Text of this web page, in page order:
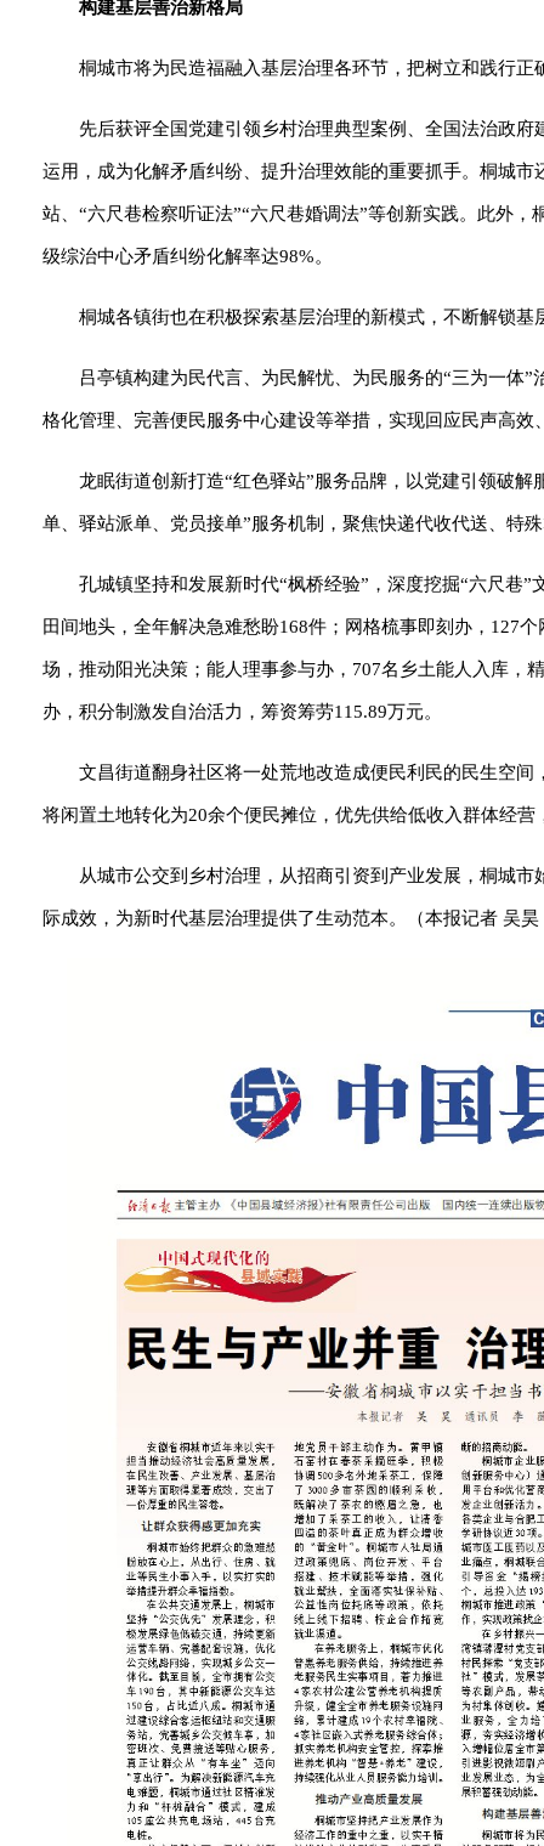
构建基层善治新格局
桐城市将为民造福融入基层治理各环节，把树立和践行
先后获评全国党建引领乡村治理典型案例、全国法治政
运用，成为化解矛盾纠纷、提升治理效能的重要抓手。桐城
站、“六尺巷检察听证法”“六尺巷婚调法”等创新实践。此外
级综治中心矛盾纠纷化解率达98%。
桐城各镇街也在积极探索基层治理的新模式，不断解锁基
吕亭镇构建为民代言、为民解忧、为民服务的“三为一体
格化管理、完善便民服务中心建设等举措，实现回应民声高效
龙眠街道创新打造“红色驿站”服务品牌，以党建引领破
单、驿站派单、党员接单”服务机制，聚焦快递代收代送、特
孔城镇坚持和发展新时代“枫桥经验”，深度挖掘“六尺巷
田间地头，全年解决急难愁盼168件；网格梳事即刻办，127
场，推动阳光决策；能人理事参与办，707名乡土能人入库，
办，积分制激发自治活力，筹资筹劳115.89万元。
文昌街道翻身社区将一处荒地改造成便民利民的民生空
将闲置土地转化为20余个便民摊位，优先供给低收入群体经
从城市公交到乡村治理，从招商引资到产业发展，桐城
际成效，为新时代基层治理提供了生动范本。（本报记者 吴